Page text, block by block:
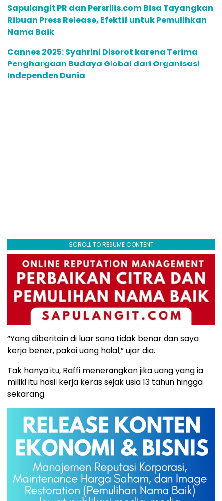
Sapulangit PR dan Persrilis.com Bisa Tayangkan
Ribuan Press Release, Efektif untuk Pemulihkan
Nama Baik
Cannes 2025: Syahrini Disorot karena Terima
Penghargaan Budaya Global dari Organisasi
Independen Dunia
SCROLL TO RESUME CONTENT
“Yang diberitain di luar sana tidak benar dan saya
kerja bener, pakai uang halal,” ujar dia.
Tak hanya itu, Raffi menerangkan jika uang yang ia
miliki itu hasil kerja keras sejak usia 13 tahun hingga
sekarang.